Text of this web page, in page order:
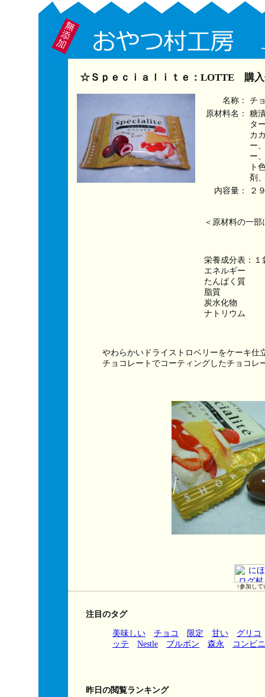
☆Ｓｐｅｃｉａｌｉｔｅ：LOTTE 購入
名称：
チ
原材料名：
糖
タ
カ
ー
ー
ト
剤
内容量：
２
＜原材料の一
栄養成分表：１
エネルギー　
たんぱく質　
脂質　　　　
炭水化物　　
ナトリウム　　
やわらかいドライストロベリーをケーキ仕
チョコレートでコーティングしたチョコレ
↑参加して
注目のタグ
美味しい チョコ 限定 甘い
グリコ
ッテ
Nestle ブルボン 森永 コンビニ
昨日の閲覧ランキング